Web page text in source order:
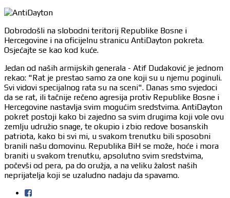
Dobrodošli na slobodni teritorij Republike Bosne i
Hercegovine i na oficijelnu stranicu AntiDayton pokreta.
Osjećajte se kao kod kuće.
Jedan od naših armijskih generala - Atif Dudaković je jednom
rekao: "Rat je prestao samo za one koji su u njemu poginuli.
Svi vidovi specijalnog rata su na sceni". Danas smo svjedoci
da se rat, ili tačnije rečeno agresija protiv Republike Bosne i
Hercegovine nastavlja svim mogućim sredstvima. AntiDayton
pokret postoji kako bi zajedno sa svim drugima koji vole ovu
zemlju udružio snage, te okupio i zbio redove bosanskih
patriota, kako bi svi mi, u svakom trenutku bili sposobni
branili našu domovinu. Republika BiH se može, hoće i mora
braniti u svakom trenutku, apsolutno svim sredstvima,
počevši od pera, pa do oružja, a na veliku žalost naših
neprijatelja koji se uzaludno nadaju da spavamo.